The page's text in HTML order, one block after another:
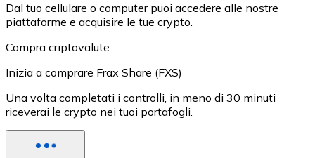
Dal tuo cellulare o computer puoi accedere alle nostre
piattaforme e acquisire le tue crypto.
Compra criptovalute
Inizia a comprare Frax Share (FXS)
Una volta completati i controlli, in meno di 30 minuti
riceverai le crypto nei tuoi portafogli.